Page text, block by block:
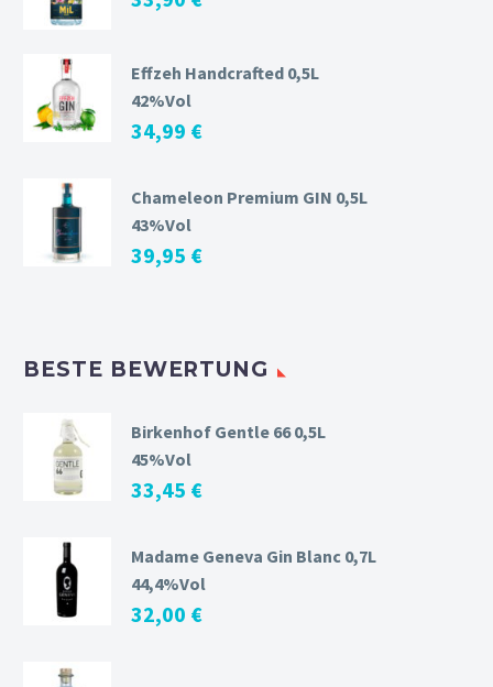
Effzeh Handcrafted 0,5L
42%Vol
34,99 €
Chameleon Premium GIN 0,5L
43%Vol
39,95 €
BESTE BEWERTUNG
Birkenhof Gentle 66 0,5L
45%Vol
33,45 €
Madame Geneva Gin Blanc 0,7L
44,4%Vol
32,00 €